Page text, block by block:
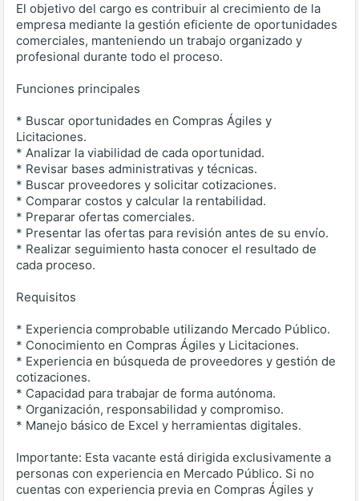
El objetivo del cargo es contribuir al crecimiento de la
empresa mediante la gestión eficiente de oportunidades
comerciales, manteniendo un trabajo organizado y
profesional durante todo el proceso.
Funciones principales
* Buscar oportunidades en Compras Ágiles y
Licitaciones.
* Analizar la viabilidad de cada oportunidad.
* Revisar bases administrativas y técnicas.
* Buscar proveedores y solicitar cotizaciones.
* Comparar costos y calcular la rentabilidad.
* Preparar ofertas comerciales.
* Presentar las ofertas para revisión antes de su envío.
* Realizar seguimiento hasta conocer el resultado de
cada proceso.
Requisitos
* Experiencia comprobable utilizando Mercado Público.
* Conocimiento en Compras Ágiles y Licitaciones.
* Experiencia en búsqueda de proveedores y gestión de
cotizaciones.
* Capacidad para trabajar de forma autónoma.
* Organización, responsabilidad y compromiso.
* Manejo básico de Excel y herramientas digitales.
Importante: Esta vacante está dirigida exclusivamente a
personas con experiencia en Mercado Público. Si no
cuentas con experiencia previa en Compras Ágiles y